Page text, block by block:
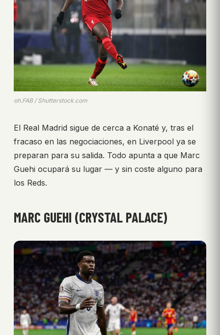
ph.FAB / Shutterstock.com
El Real Madrid sigue de cerca a Konaté y, tras el
fracaso en las negociaciones, en Liverpool ya se
preparan para su salida. Todo apunta a que Marc
Guehi ocupará su lugar — y sin coste alguno para
los Reds.
MARC GUEHI (CRYSTAL PALACE)